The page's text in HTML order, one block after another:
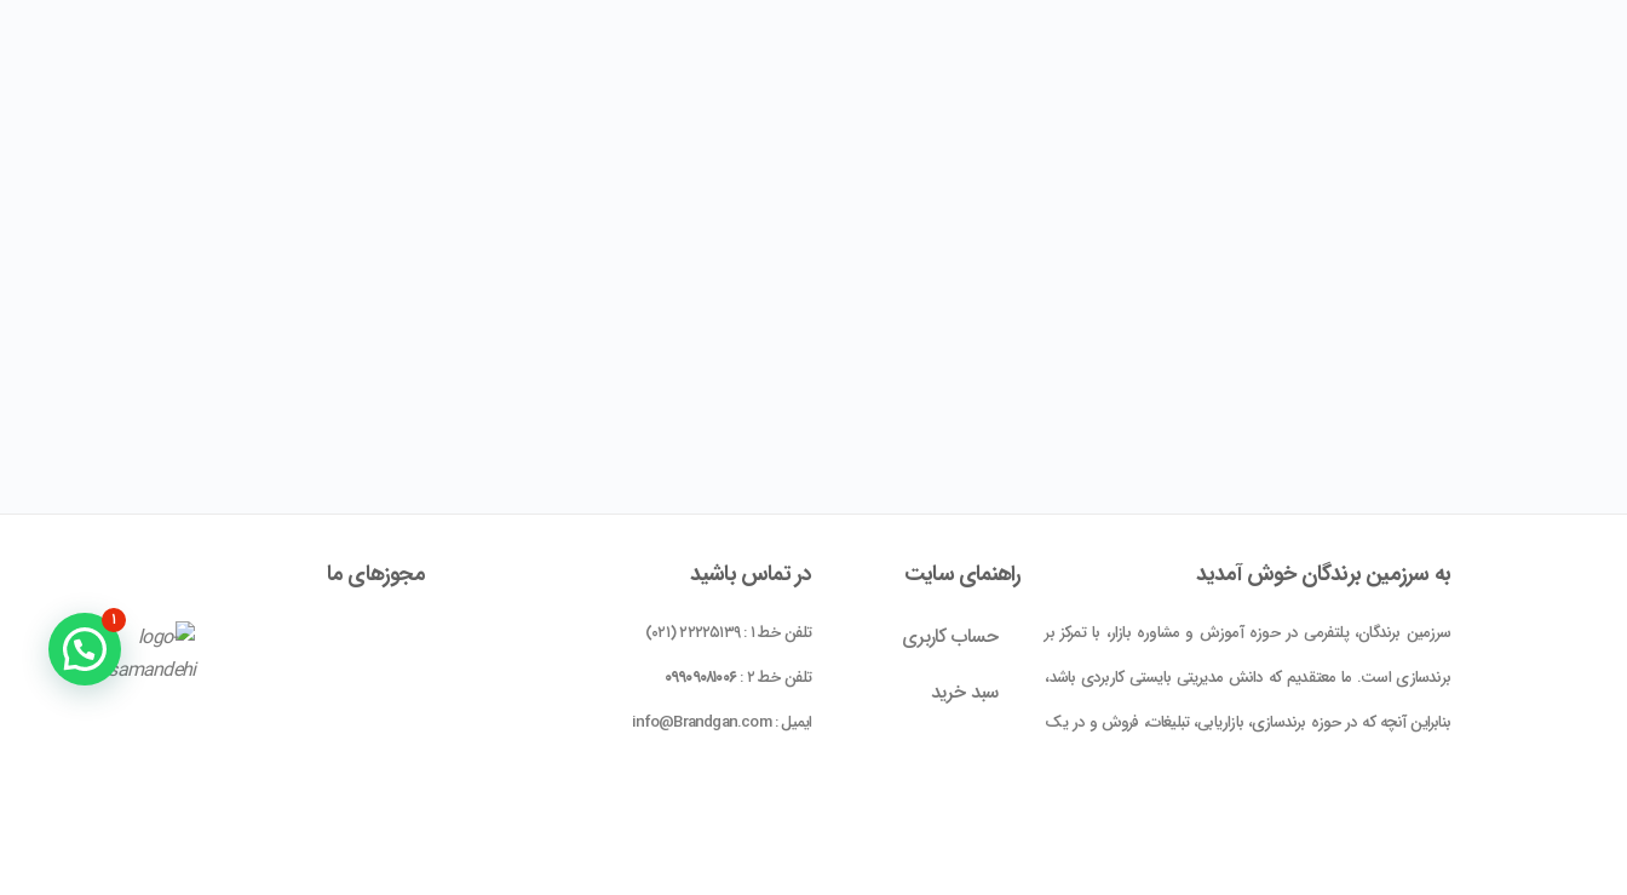
به سرزمین برندگان خوش آمدید
سرزمین برندگان، پلتفرمی در حوزه آموزش و مشاوره بازار، با تمرکز بر
برندسازی است. ما معتقدیم که دانش مدیریتی بایستی کاربردی باشد،
بنابراین آنچه که در حوزه برندسازی، بازاریابی، تبلیغات، فروش و در یک
راهنمای سایت
حساب کاربری
سبد خرید
در تماس باشید
تلفن خط ۱ : ۲۲۲۲۵۱۳۹ (۰۲۱)
تلفن خط ۲ :
۰۹۹۰۹۰۸۱۰۰۶
ایمیل : info@Brandgan.com
مجوز‌های ما
۱